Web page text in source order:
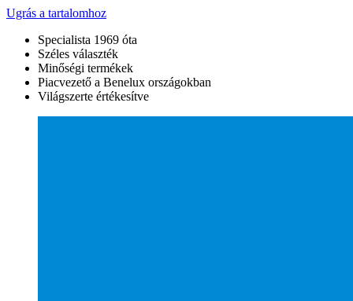
Ugrás a tartalomhoz
Specialista 1969 óta
Széles választék
Minőségi termékek
Piacvezető a Benelux országokban
Világszerte értékesítve